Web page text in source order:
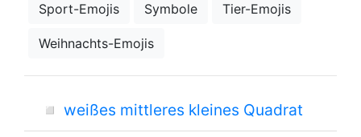
Sport-Emojis Symbole Tier-Emojis
Weihnachts-Emojis
◽ weißes mittleres kleines Quadrat